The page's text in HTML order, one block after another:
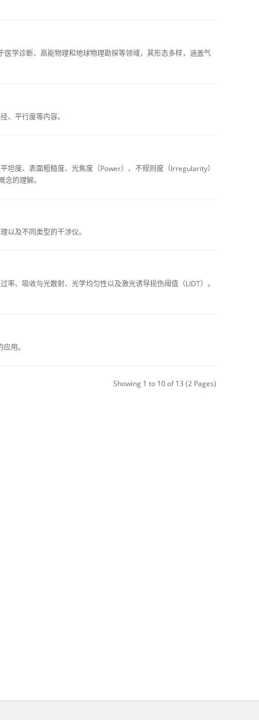
学诊断、高能物理和地球物理勘探等领域，其形态多样，涵盖气
、平行度等内容。
度、表面粗糙度、光焦度（Power）、不规则度（Irregularity）
的理解。
以及不同类型的干涉仪。
、吸收与光散射、光学均匀性以及激光诱导损伤阈值（LIDT）。
用。
Showing 1 to 10 of 13 (2 Pages)